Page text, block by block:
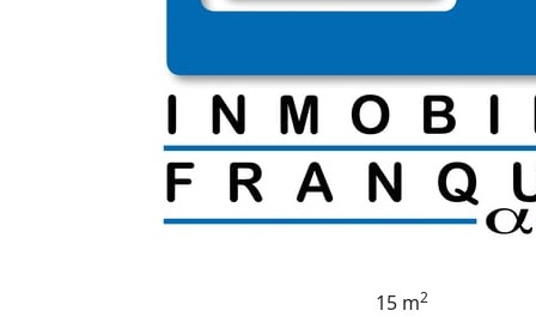
15 m2